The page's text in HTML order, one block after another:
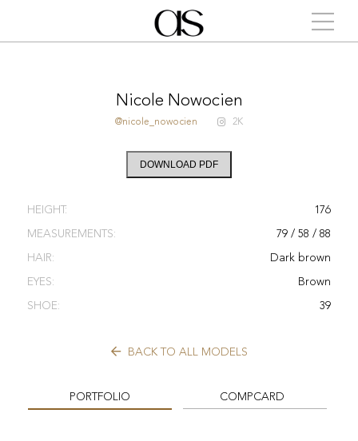
Nicole Nowocien
@nicole_nowocien 2K
DOWNLOAD PDF
HEIGHT: 176
MEASUREMENTS: 79 / 58 / 88
HAIR: Dark brown
EYES: Brown
SHOE: 39
BACK TO ALL MODELS
PORTFOLIO COMPCARD